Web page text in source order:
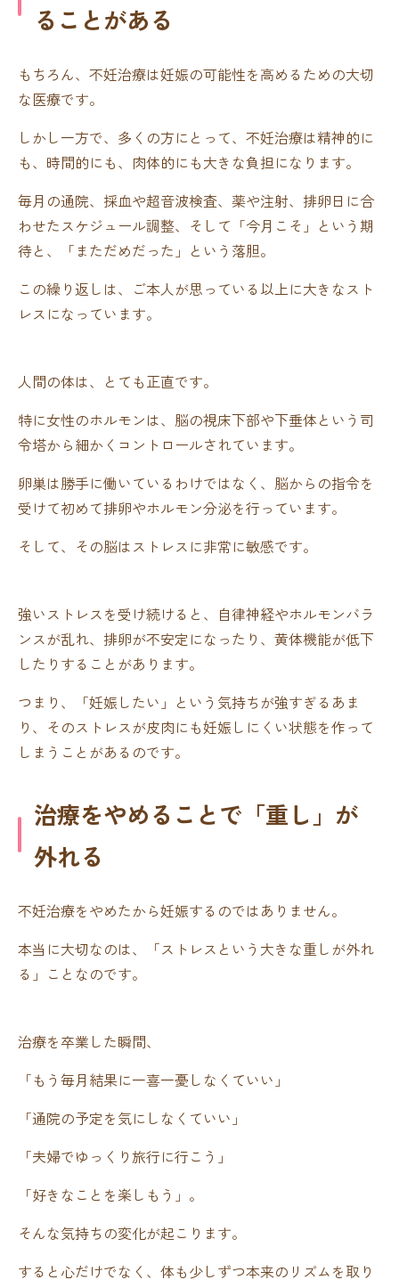
ることがある
もちろん、不妊治療は妊娠の可能性を高めるための大切
な医療です。
しかし一方で、多くの方にとって、不妊治療は精神的に
も、時間的にも、肉体的にも大きな負担になります。
毎月の通院、採血や超音波検査、薬や注射、排卵日に合
わせたスケジュール調整、そして「今月こそ」という期
待と、「まただめだった」という落胆。
この繰り返しは、ご本人が思っている以上に大きなスト
レスになっています。
人間の体は、とても正直です。
特に女性のホルモンは、脳の視床下部や下垂体という司
令塔から細かくコントロールされています。
卵巣は勝手に働いているわけではなく、脳からの指令を
受けて初めて排卵やホルモン分泌を行っています。
そして、その脳はストレスに非常に敏感です。
強いストレスを受け続けると、自律神経やホルモンバラ
ンスが乱れ、排卵が不安定になったり、黄体機能が低下
したりすることがあります。
つまり、「妊娠したい」という気持ちが強すぎるあま
り、そのストレスが皮肉にも妊娠しにくい状態を作って
しまうことがあるのです。
治療をやめることで「重し」が
外れる
不妊治療をやめたから妊娠するのではありません。
本当に大切なのは、「ストレスという大きな重しが外れ
る」ことなのです。
治療を卒業した瞬間、
「もう毎月結果に一喜一憂しなくていい」
「通院の予定を気にしなくていい」
「夫婦でゆっくり旅行に行こう」
「好きなことを楽しもう」。
そんな気持ちの変化が起こります。
すると心だけでなく、体も少しずつ本来のリズムを取り